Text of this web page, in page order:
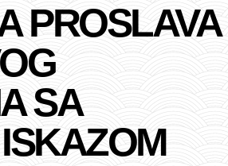
PROSLAVA
SA